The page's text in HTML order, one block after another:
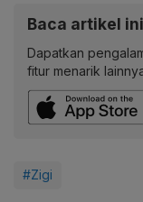
Baca artikel
Dapatkan
fitur menarik
#Zigi